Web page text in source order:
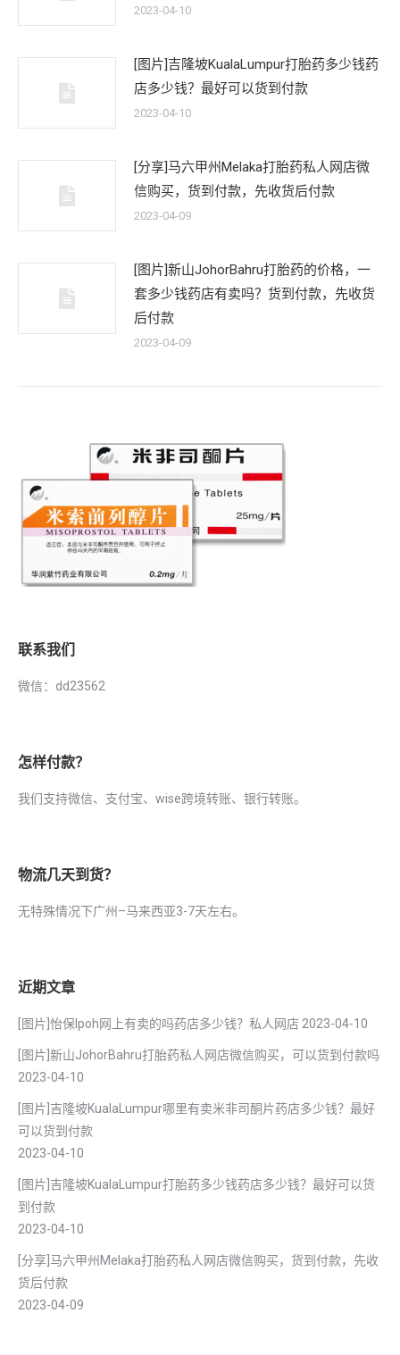
2023-04-10
[图片]吉隆坡KualaLumpur打胎药多少钱药
店多少钱？最好可以货到付款
2023-04-10
[分享]马六甲州Melaka打胎药私人网店微
信购买，货到付款，先收货后付款
2023-04-09
[图片]新山JohorBahru打胎药的价格，一
套多少钱药店有卖吗？货到付款，先收货
后付款
2023-04-09
联系我们
微信：dd23562
怎样付款？
我们支持微信、支付宝、wise跨境转账、银行转账。
物流几天到货？
无特殊情况下广州–马来西亚3-7天左右。
近期文章
[图片]怡保lpoh网上有卖的吗药店多少钱？私人网店 2023-04-10
[图片]新山JohorBahru打胎药私人网店微信购买，可以货到付款吗
2023-04-10
[图片]吉隆坡KualaLumpur哪里有卖米非司酮片药店多少钱？最好
可以货到付款
2023-04-10
[图片]吉隆坡KualaLumpur打胎药多少钱药店多少钱？最好可以货
到付款
2023-04-10
[分享]马六甲州Melaka打胎药私人网店微信购买，货到付款，先收
货后付款
2023-04-09